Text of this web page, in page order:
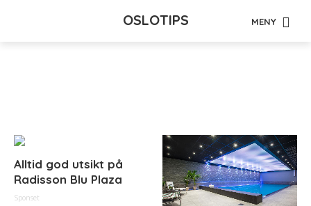
OSLOTIPS MENY
Alltid god utsikt på
Radisson Blu Plaza
Sponset